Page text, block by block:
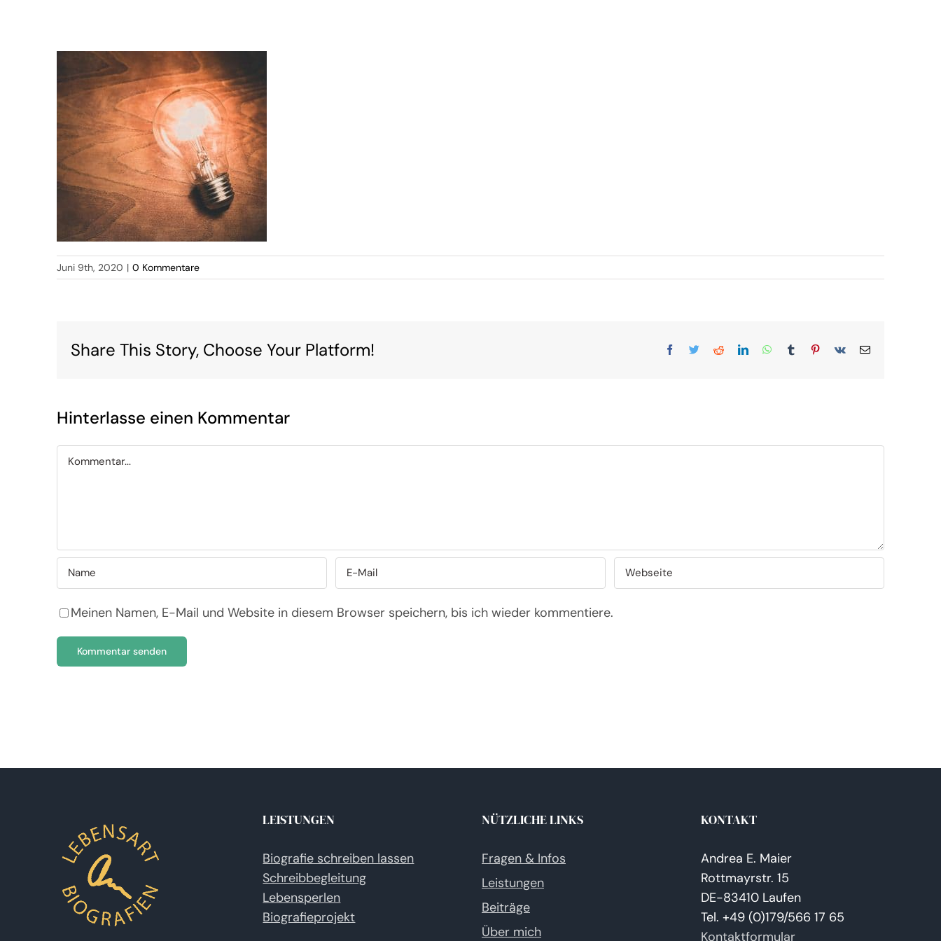
Juni 9th, 2020 | 0 Kommentare
Share This Story, Choose Your Platform! Facebook
TwitterRedditLinkedInWhatsApp
TumblrPinterest
Vk
E-
Hinterlasse einen Kommentar
Kommentar
Meinen Namen, E-Mail und Website in diesem Browser speichern, bis ich wieder kommentiere.
LEISTUNGEN
Biografie schreiben lassen
Schreibbegleitung
Lebensperlen
Biografieprojekt
NÜTZLICHE LINKS
Fragen & Infos
Leistungen
Beiträge
Über mich
KONTAKT
Andrea E. Maier
Rottmayrstr. 15
DE-83410 Laufen
Tel. +49 (0)179/566 17 65
Kontaktformular